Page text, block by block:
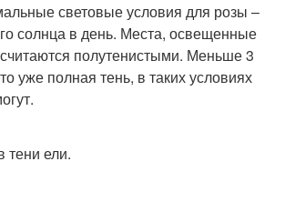
световые условия для розы –
солнца в день. Места, освещенные
полутенистыми. Меньше 3
уже полная тень, в таких условиях
тени ели.